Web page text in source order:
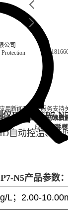
公司
检测仪
实验室台式水质
试剂耗材
用
循环冷却水饮
地
新闻及案例
企业资讯行业资
应用案例
服务支持
售后
ERUN-SP7-
自动控温、计
N5产品参数
L；2.00-